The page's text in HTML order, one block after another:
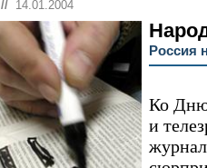
// 14.01.2004
Россия
Ко Дню
и